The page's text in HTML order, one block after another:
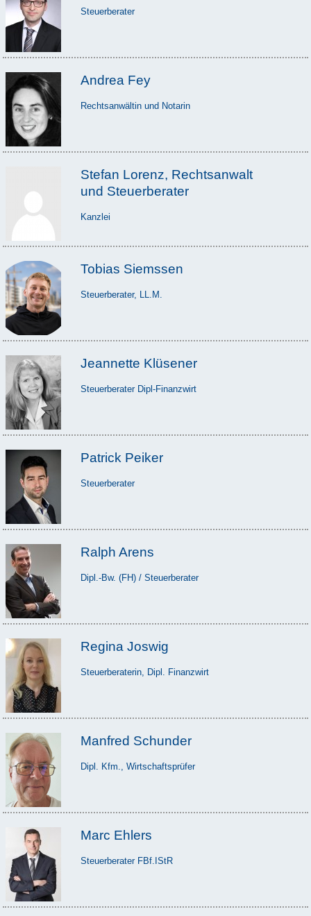
Steuerberater
Andrea Fey
Rechtsanwältin und Notarin
Stefan Lorenz, Rechtsanwalt
und Steuerberater
Kanzlei
Tobias Siemssen
Steuerberater, LL.M.
Jeannette Klüsener
Steuerberater Dipl-Finanzwirt
Patrick Peiker
Steuerberater
Ralph Arens
Dipl.-Bw. (FH) / Steuerberater
Regina Joswig
Steuerberaterin, Dipl. Finanzwirt
Manfred Schunder
Dipl. Kfm., Wirtschaftsprüfer
Marc Ehlers
Steuerberater FBf.IStR